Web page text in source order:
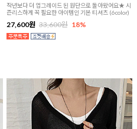
작년보다 더 업그레이드 된 원단으로 돌아왔어요★ 시
즌리스하게 꼭 필요한 아이템인 기본 티셔츠 (6color)
27,600원 33,600원 18%